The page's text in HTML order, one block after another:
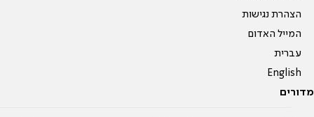
הצהרת נגישות
המייל האדום
עברית
English
מדורים